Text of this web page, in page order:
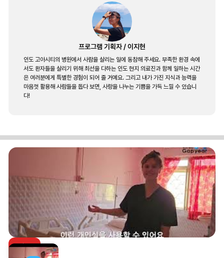
프로그램 기획자 /이지현
인도 고아시티의 병원에서 사람을 살리는 일에 동참해 주세요. 부족한 환경 속에
서도 환자들을 살리기 위해 최선을 다하는 인도 현지 의료진과 함께 일하는 시간
은 여러분에게 특별한 경험이 되어 줄 거예요. 그리고 내가 가진 지식과 능력을
마음껏 활용해 사람들을 돕다 보면, 사랑을 나누는 기쁨을 가득 느낄 수 있습니
다!